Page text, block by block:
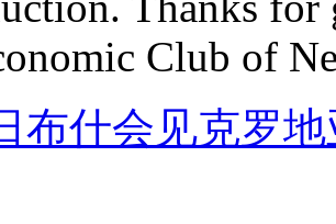
Club of
布什会见克罗